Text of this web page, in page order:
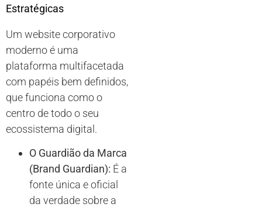
Estratégicas
Um website corporativo
moderno é uma
plataforma multifacetada
com papéis bem definidos,
que funciona como o
centro de todo o seu
ecossistema digital.
O Guardião da Marca
(Brand Guardian): É a
fonte única e oficial
da verdade sobre a